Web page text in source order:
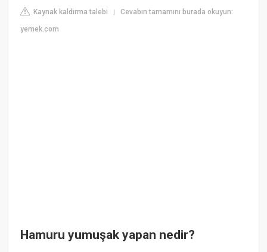
Kaynak kaldırma talebi |Cevabın tamamını burada okuyun:
yemek.com
Hamuru yumuşak yapan nedir?